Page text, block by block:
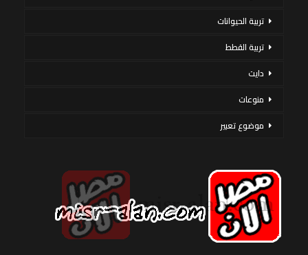
تربية الحيوانات
تربية القطط
دايت
منوعات
موضوع تعبير